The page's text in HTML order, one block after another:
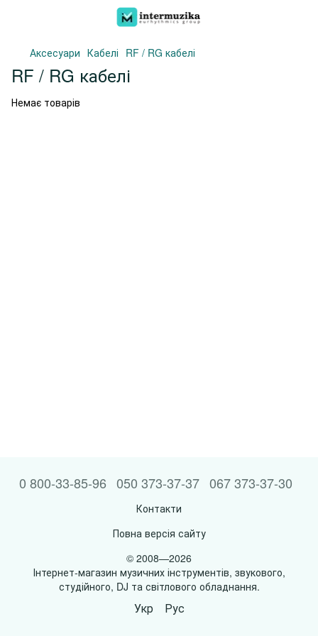
Аксесуари Кабелі RF / RG кабелі
RF / RG кабелі
Немає товарів
0 800-33-85-96 050 373-37-37 067 373-37-30
Контакти
Повна версія сайту
© 2008—2026
Інтернет-магазин музичних інструментів, звукового,
студійного, DJ та світлового обладнання.
Укр Рус